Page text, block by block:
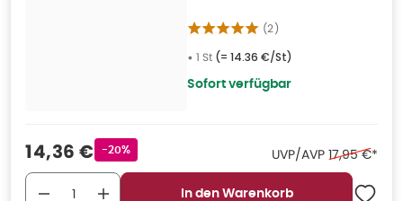
(2)
• 1 St (= 14.36 €/St)
Sofort verfügbar
Verkaufspreis
14,36 € Rabattstempel
-20% UVP/AVP Ehemaliger
17,95 €*
In den Warenkorb